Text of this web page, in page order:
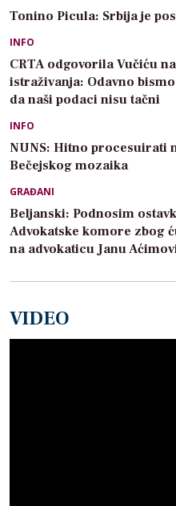
Tonino Picula: Srbija je
INFO
CRTA odgovorila Vučiću
istraživanja: Odavno
da naši podaci nisu tačni
INFO
NUNS: Hitno procesuirati
Bečejskog mozaika
GRAĐANI
Beljanski: Podnosim
Advokatske komore zbog
na advokaticu Janu
VIDEO